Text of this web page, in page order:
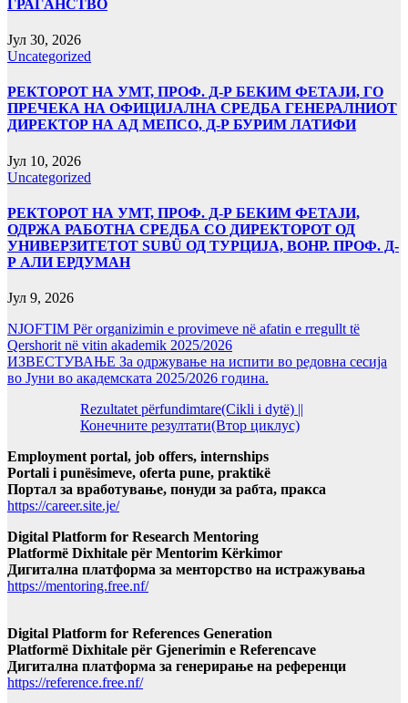
ГРАЃАНСТВО
Јул 30, 2026
Uncategorized
РЕКТОРОТ НА УМТ, ПРОФ. Д-Р БЕКИМ ФЕТАЈИ, ГО
ПРЕЧЕКА НА ОФИЦИЈАЛНА СРЕДБА ГЕНЕРАЛНИОТ
ДИРЕКТОР НА АД МЕПСО, Д-Р БУРИМ ЛАТИФИ
Јул 10, 2026
Uncategorized
РЕКТОРОТ НА УМТ, ПРОФ. Д-Р БЕКИМ ФЕТАЈИ,
ОДРЖА РАБОТНА СРЕДБА СО ДИРЕКТОРОТ ОД
УНИВЕРЗИТЕТОТ SUBÜ ОД ТУРЦИЈА, ВОНР. ПРОФ. Д-
Р АЛИ ЕРДУМАН
Јул 9, 2026
NJOFTIM Për organizimin e provimeve në afatin e rregullt të
Qershorit në vitin akademik 2025/2026
ИЗВЕСТУВАЊЕ За одржување на испити во редовна сесија
во Јуни во академската 2025/2026 година.
Rezultatet përfundimtare(Cikli i dytë) ||
Конечните резултати(Втор циклус)
Employment portal, job offers, internships
Portali i punësimeve, oferta pune, praktikë
Портал за вработување, понуди за рабта, пракса
https://career.site.je/
Digital Platform for Research Mentoring
Platformë Dixhitale për Mentorim Kërkimor
Дигитална платформа за менторство на истражувања
https://mentoring.free.nf/
Digital Platform for References Generation
Platformë Dixhitale për Gjenerimin e Referencave
Дигитална платформа за генерирање на референци
https://reference.free.nf/